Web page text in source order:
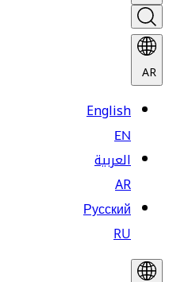
AR
English
EN
العربية
AR
Русский
RU